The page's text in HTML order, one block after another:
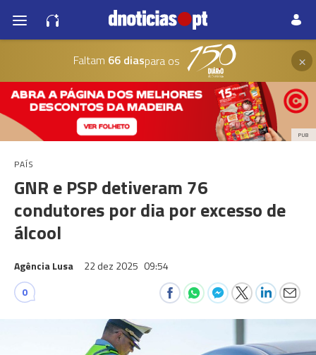
Faltam 66 diaspara os ×
PUB
PAÍS
GNR e PSP detiveram 76
condutores por dia por excesso de
álcool
Agência Lusa 22 dez 2025 09:54
0